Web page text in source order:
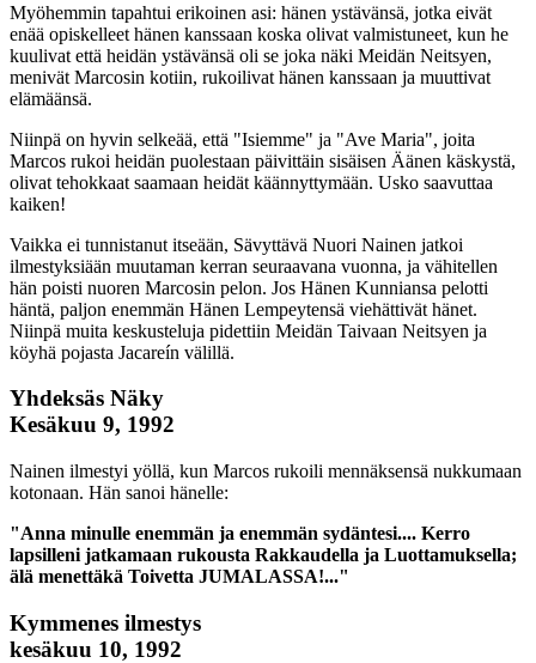
Myöhemmin tapahtui erikoinen asi: hänen ystävänsä, jotka eivät
enää opiskelleet hänen kanssaan koska olivat valmistuneet, kun he
kuulivat että heidän ystävänsä oli se joka näki Meidän Neitsyen,
menivät Marcosin kotiin, rukoilivat hänen kanssaan ja muuttivat
elämäänsä.
Niinpä on hyvin selkeää, että "Isiemme" ja "Ave Maria", joita
Marcos rukoi heidän puolestaan päivittäin sisäisen Äänen käskystä,
olivat tehokkaat saamaan heidät käännyttymään. Usko saavuttaa
kaiken!
Vaikka ei tunnistanut itseään, Sävyttävä Nuori Nainen jatkoi
ilmestyksiään muutaman kerran seuraavana vuonna, ja vähitellen
hän poisti nuoren Marcosin pelon. Jos Hänen Kunniansa pelotti
häntä, paljon enemmän Hänen Lempeytensä viehättivät hänet.
Niinpä muita keskusteluja pidettiin Meidän Taivaan Neitsyen ja
köyhä pojasta Jacareín välillä.
Yhdeksäs Näky
Kesäkuu 9, 1992
Nainen ilmestyi yöllä, kun Marcos rukoili mennäksensä nukkumaan
kotonaan. Hän sanoi hänelle:
"Anna minulle enemmän ja enemmän sydäntesi.... Kerro
lapsilleni jatkamaan rukousta Rakkaudella ja Luottamuksella;
älä menettäkä Toivetta JUMALASSA!..."
Kymmenes ilmestys
kesäkuu 10, 1992